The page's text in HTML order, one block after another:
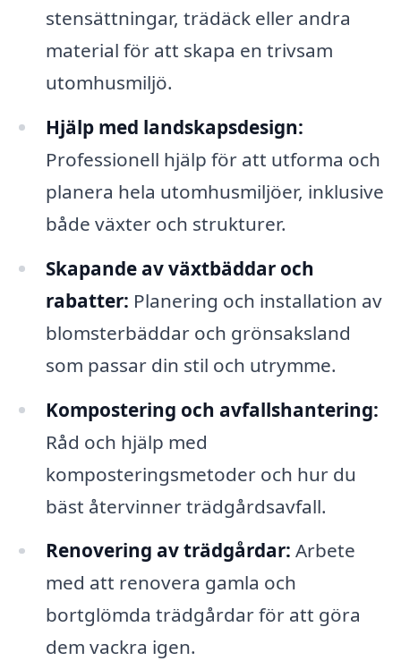
stensättningar, trädäck eller andra
material för att skapa en trivsam
utomhusmiljö.
Hjälp med landskapsdesign:
Professionell hjälp för att utforma och
planera hela utomhusmiljöer, inklusive
både växter och strukturer.
Skapande av växtbäddar och
rabatter: Planering och installation av
blomsterbäddar och grönsaksland
som passar din stil och utrymme.
Kompostering och avfallshantering:
Råd och hjälp med
komposteringsmetoder och hur du
bäst återvinner trädgårdsavfall.
Renovering av trädgårdar: Arbete
med att renovera gamla och
bortglömda trädgårdar för att göra
dem vackra igen.